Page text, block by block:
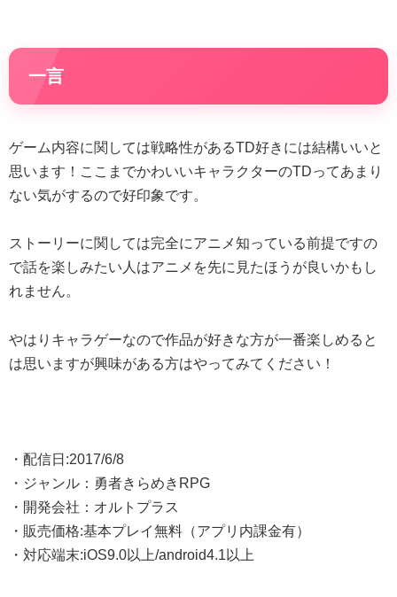
一言
ゲーム内容に関しては戦略性があるTD好きには結構いいと
思います！ここまでかわいいキャラクターのTDってあまり
ない気がするので好印象です。
ストーリーに関しては完全にアニメ知っている前提ですの
で話を楽しみたい人はアニメを先に見たほうが良いかもし
れません。
やはりキャラゲーなので作品が好きな方が一番楽しめると
は思いますが興味がある方はやってみてください！
・配信日:2017/6/8
・ジャンル：勇者きらめきRPG
・開発会社：オルトプラス
・販売価格:基本プレイ無料（アプリ内課金有）
・対応端末:iOS9.0以上/android4.1以上